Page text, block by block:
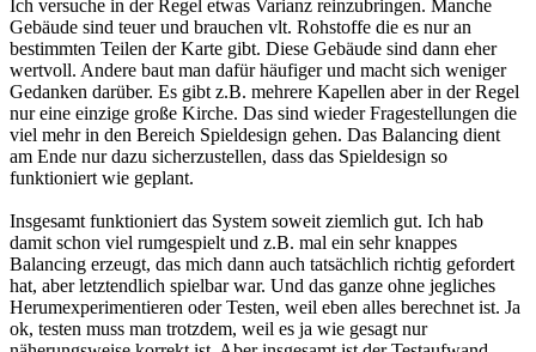
Ich versuche in der Regel etwas Varianz reinzubringen. Manche
Gebäude sind teuer und brauchen vlt. Rohstoffe die es nur an
bestimmten Teilen der Karte gibt. Diese Gebäude sind dann eher
wertvoll. Andere baut man dafür häufiger und macht sich weniger
Gedanken darüber. Es gibt z.B. mehrere Kapellen aber in der Regel
nur eine einzige große Kirche. Das sind wieder Fragestellungen die
viel mehr in den Bereich Spieldesign gehen. Das Balancing dient
am Ende nur dazu sicherzustellen, dass das Spieldesign so
funktioniert wie geplant.
Insgesamt funktioniert das System soweit ziemlich gut. Ich hab
damit schon viel rumgespielt und z.B. mal ein sehr knappes
Balancing erzeugt, das mich dann auch tatsächlich richtig gefordert
hat, aber letztendlich spielbar war. Und das ganze ohne jegliches
Herumexperimentieren oder Testen, weil eben alles berechnet ist. Ja
ok, testen muss man trotzdem, weil es ja wie gesagt nur